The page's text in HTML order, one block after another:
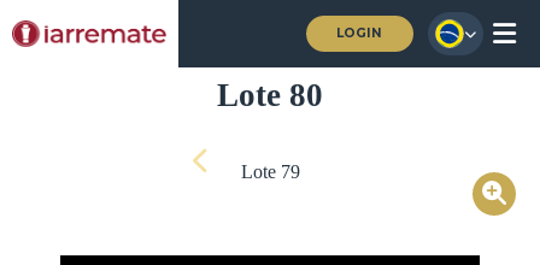
LOGIN
Lote 80
Lote 79